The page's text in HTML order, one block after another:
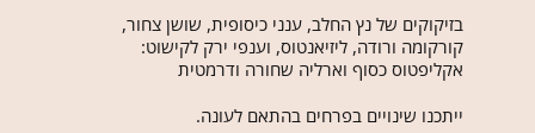
בזיקוקים של נץ החלב, ענני כיסופית, שושן צחור,
קורקומה ורודה, ליזיאנטוס, וענפי ירק לקישוט:
אקליפטוס כסוף וארליה שחורה ודרמטית
ייתכנו שינויים בפרחים בהתאם לעונה.